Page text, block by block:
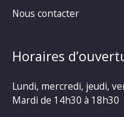
Nous contacter
Horaires
Lundi, mercredi, jeudi,
Mardi de 14h30 à 18h30